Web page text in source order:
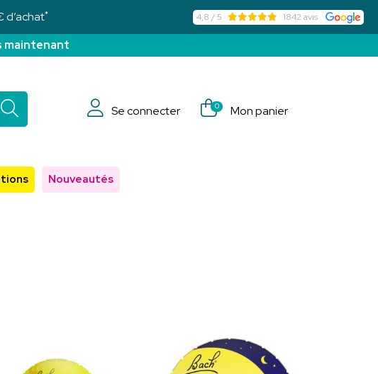
d’achat* 4,8 / 5 1842 avis
maintenant
Se connecter
0 Mon panier
Nouveautés